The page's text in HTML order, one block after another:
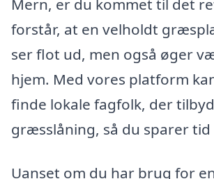
Mern, er du kommet til det
forstår, at en velholdt
ser flot ud, men også øger
hjem. Med vores platform
finde lokale fagfolk, der
græsslåning, så du sparer
Uanset om du har brug for